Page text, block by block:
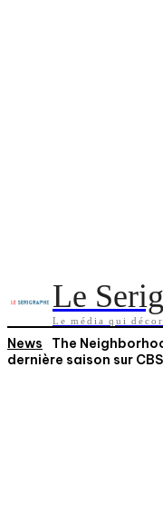
Le
Le média qui
News
The
dernière saison sur CBS